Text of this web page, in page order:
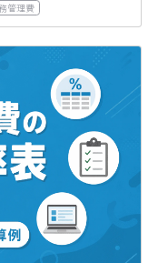
管理費